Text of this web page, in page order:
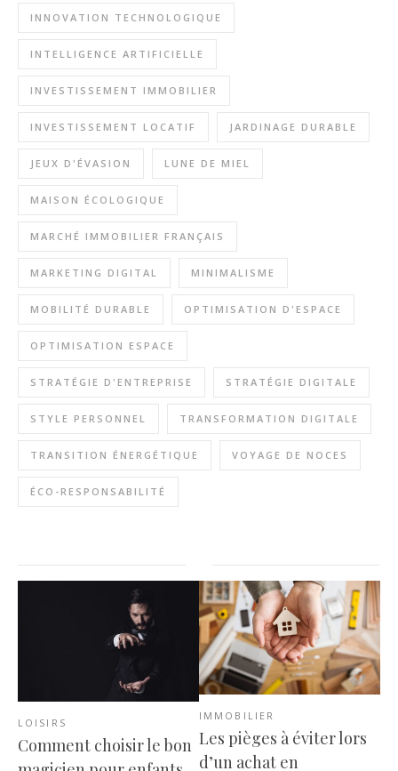
INNOVATION TECHNOLOGIQUE
INTELLIGENCE ARTIFICIELLE
INVESTISSEMENT IMMOBILIER
INVESTISSEMENT LOCATIF JARDINAGE DURABLE
JEUX D'ÉVASION LUNE DE MIEL
MAISON ÉCOLOGIQUE
MARCHÉ IMMOBILIER FRANÇAIS
MARKETING DIGITAL MINIMALISME
MOBILITÉ DURABLE OPTIMISATION D'ESPACE
OPTIMISATION ESPACE
STRATÉGIE D'ENTREPRISE STRATÉGIE DIGITALE
STYLE PERSONNEL TRANSFORMATION DIGITALE
TRANSITION ÉNERGÉTIQUE VOYAGE DE NOCES
ÉCO-RESPONSABILITÉ
LOISIRS
Comment choisir le bon
IMMOBILIER
Les pièges à éviter lors
d’un achat en